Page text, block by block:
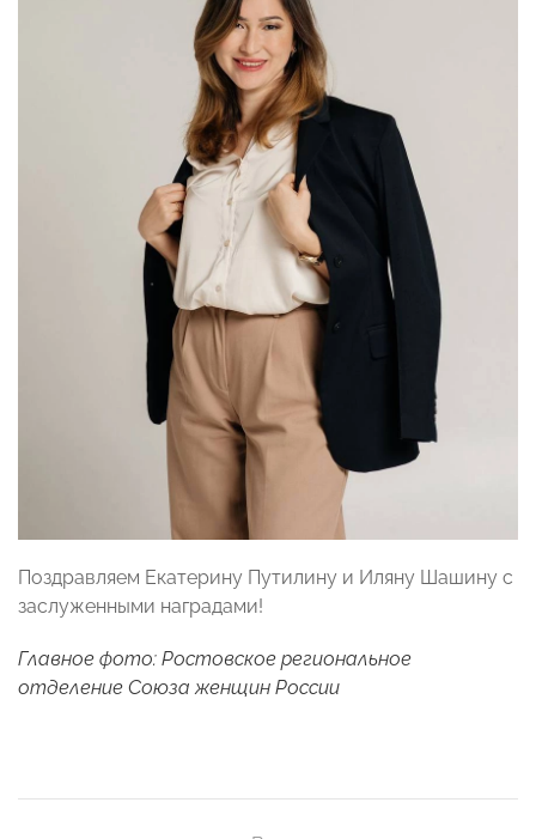
Поздравляем Екатерину Путилину и Иляну Шашину с
заслуженными наградами!
Главное фото: Ростовское региональное
отделение Союза женщин России